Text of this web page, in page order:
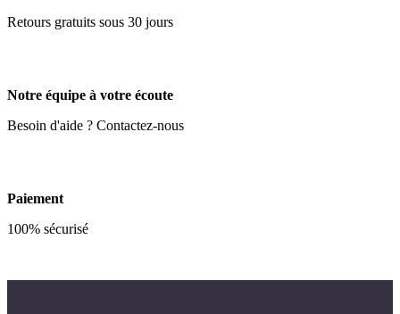
Retours gratuits sous 30 jours
Notre équipe à votre écoute
Besoin d'aide ? Contactez-nous
Paiement
100% sécurisé